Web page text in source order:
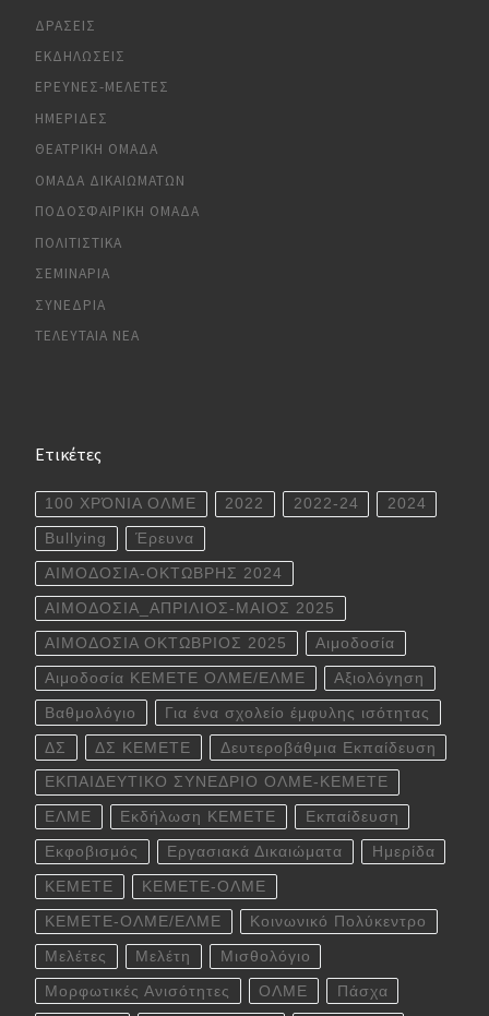
ΔΡΆΣΕΙΣ
ΕΚΔΗΛΏΣΕΙΣ
ΈΡΕΥΝΕΣ-ΜΕΛΈΤΕΣ
ΗΜΕΡΊΔΕΣ
ΘΕΑΤΡΙΚΉ ΟΜΆΔΑ
ΟΜΆΔΑ ΔΙΚΑΙΩΜΆΤΩΝ
ΠΟΔΟΣΦΑΙΡΙΚΉ ΟΜΆΔΑ
ΠΟΛΙΤΙΣΤΙΚΆ
ΣΕΜΙΝΆΡΙΑ
ΣΥΝΈΔΡΙΑ
ΤΕΛΕΥΤΑΊΑ ΝΈΑ
Ετικέτες
100 ΧΡΌΝΙΑ ΟΛΜΕ 2022 2022-24 2024
Bullying Έρευνα
ΑΙΜΟΔΟΣΙΑ-ΟΚΤΩΒΡΗΣ 2024
ΑΙΜΟΔΟΣΙΑ_ΑΠΡΙΛΙΟΣ-ΜΑΙΟΣ 2025
ΑΙΜΟΔΟΣΙΑ ΟΚΤΩΒΡΙΟΣ 2025 Αιμοδοσία
Αιμοδοσία ΚΕΜΕΤΕ ΟΛΜΕ/ΕΛΜΕ Αξιολόγηση
Βαθμολόγιο Για ένα σχολείο έμφυλης ισότητας
ΔΣ ΔΣ ΚΕΜΕΤΕ Δευτεροβάθμια Εκπαίδευση
ΕΚΠΑΙΔΕΥΤΙΚΟ ΣΥΝΕΔΡΙΟ ΟΛΜΕ-ΚΕΜΕΤΕ
ΕΛΜΕ Εκδήλωση ΚΕΜΕΤΕ Εκπαίδευση
Εκφοβισμός Εργασιακά Δικαιώματα Ημερίδα
ΚΕΜΕΤΕ ΚΕΜΕΤΕ-ΟΛΜΕ
ΚΕΜΕΤΕ-ΟΛΜΕ/ΕΛΜΕ Κοινωνικό Πολύκεντρο
Μελέτες Μελέτη Μισθολόγιο
Μορφωτικές Ανισότητες ΟΛΜΕ Πάσχα